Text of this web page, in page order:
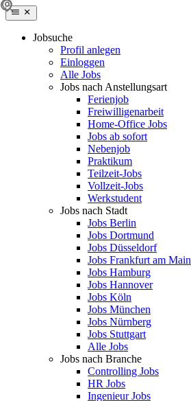
Jobsuche
Profil anlegen
Einloggen
Alle Jobs
Jobs nach Anstellungsart
Ferienjob
Freiwilligenarbeit
Home-Office Jobs
Jobs ab sofort
Nebenjob
Praktikum
Teilzeit-Jobs
Vollzeit-Jobs
Werkstudent
Jobs nach Stadt
Jobs Berlin
Jobs Dortmund
Jobs Düsseldorf
Jobs Frankfurt am Main
Jobs Hamburg
Jobs Hannover
Jobs Köln
Jobs München
Jobs Nürnberg
Jobs Stuttgart
Alle Jobs
Jobs nach Branche
Controlling Jobs
HR Jobs
Ingenieur Jobs